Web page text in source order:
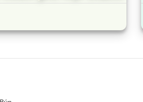
C100R1M15 | 100000BTU 1